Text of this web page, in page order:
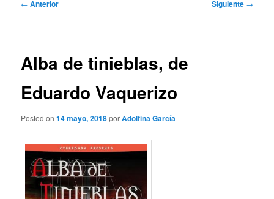
← Anterior Siguiente →
Alba de tinieblas, de
Eduardo Vaquerizo
Posted on14 mayo, 2018porAdolfina García